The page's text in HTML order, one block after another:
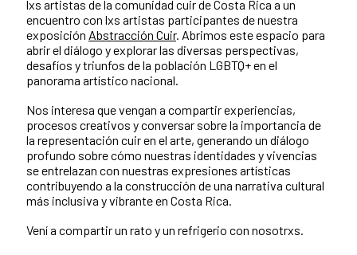
lxs artistas de la comunidad cuir de Costa Rica a un
encuentro con lxs artistas participantes de nuestra
exposición Abstracción Cuir. Abrimos este espacio para
abrir el diálogo y explorar las diversas perspectivas,
desafíos y triunfos de la población LGBTQ+ en el
panorama artístico nacional.
Nos interesa que vengan a compartir experiencias,
procesos creativos y conversar sobre la importancia de
la representación cuir en el arte, generando un diálogo
profundo sobre cómo nuestras identidades y vivencias
se entrelazan con nuestras expresiones artísticas
contribuyendo a la construcción de una narrativa cultural
más inclusiva y vibrante en Costa Rica.
Vení a compartir un rato y un refrigerio con nosotrxs.